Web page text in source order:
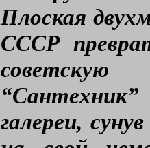
Плоская
СССР
советскую
галереи,